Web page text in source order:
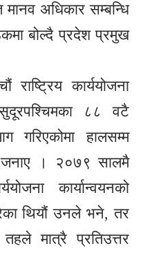
अधिकार सम्बन्धि
बोल्दै प्रदेश प्रमुख
राष्ट्रिय कार्ययोजना
सुदूरपश्चिमका ८८ वटै
गरिएकोमा हालसम्म
। २०७९ सालमै
कार्यान्वयनको
थियौं उनले भने, तर
मात्रै प्रतिउत्तर